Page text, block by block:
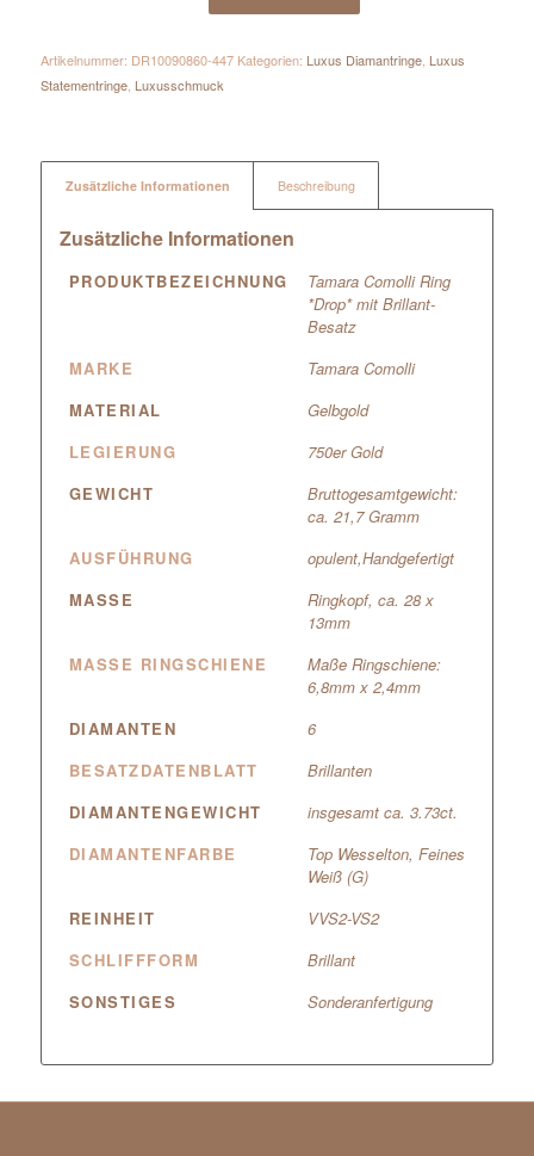
Artikelnummer: DR10090860-447 Kategorien: Luxus Diamantringe, Luxus
Statementringe, Luxusschmuck
Zusätzliche Informationen Beschreibung
Zusätzliche Informationen
PRODUKTBEZEICHNUNG
Tamara Comolli Ring
*Drop* mit Brillant-
Besatz
MARKE
Tamara Comolli
MATERIAL
Gelbgold
LEGIERUNG
750er Gold
GEWICHT
Bruttogesamtgewicht:
ca. 21,7 Gramm
AUSFÜHRUNG
opulent,Handgefertigt
MASSE
Ringkopf, ca. 28 x
13mm
MASSE RINGSCHIENE
Maße Ringschiene:
6,8mm x 2,4mm
DIAMANTEN
6
BESATZDATENBLATT
Brillanten
DIAMANTENGEWICHT
insgesamt ca. 3.73ct.
DIAMANTENFARBE
Top Wesselton, Feines
Weiß (G)
REINHEIT
VVS2-VS2
SCHLIFFFORM
Brillant
SONSTIGES
Sonderanfertigung